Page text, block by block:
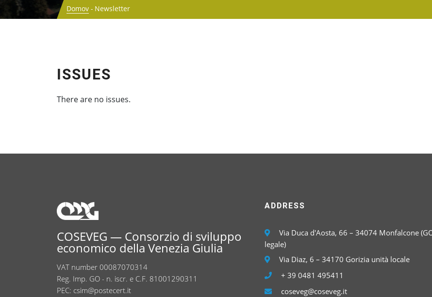
Domov Newsletter
ISSUES
There are no issues.
COSEVEG — Consorzio di sviluppo
economico della Venezia Giulia
VAT number 00087070314
Reg. Imp. GO - n. iscr. e C.F. 81001290311
PEC: csim@postecert.it
ADDRESS
Via Duca d'Aosta, 66 – 34074 Monfalcone
legale)
Via Diaz, 6 – 34170 Gorizia unità locale
+ 39 0481 495411
coseveg@coseveg.it